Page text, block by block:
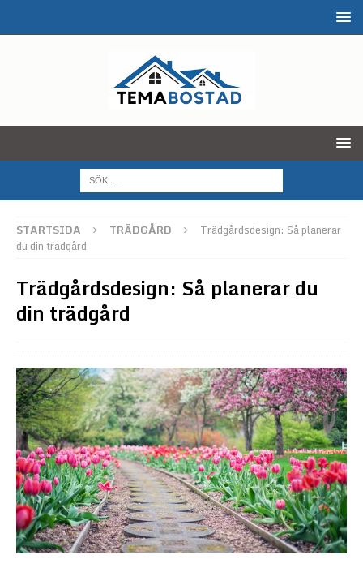
STARTSIDA TRÄDGÅRD
Trädgårdsdesign: Så planerar
du din trädgård
Trädgårdsdesign: Så planerar du
din trädgård